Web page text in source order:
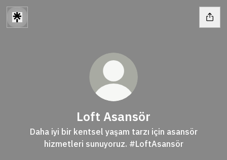
Loft Asansör
Daha iyi bir kentsel yaşam tarzı için asansör
hizmetleri sunuyoruz. #LoftAsansör